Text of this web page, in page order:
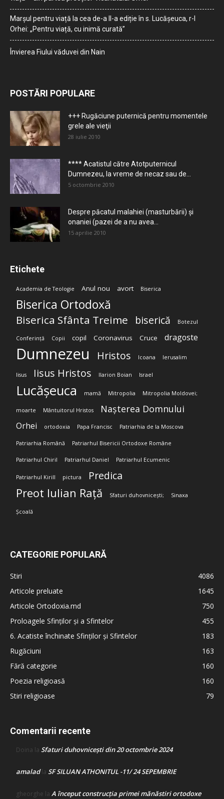
Marșul pentru viață la cea de-a II-a ediție în s. Lucășeuca, r-l
Orhei: „Pentru viață, cu inimă curată”
Învierea Fiului văduvei din Nain
POSTĂRI POPULARE
+++ Rugăciune puternică pentru momentele
grele ale vieţii
28 iulie 2010
**** Acatistul către Atotputernicul
Dumnezeu, la vreme de necaz sau de...
5 octombrie 2010
Despre păcatul malahiei (masturbării) şi
onaniei (pazei de a nu avea...
15 aprilie 2010
Etichete
Academia de Teologie Anul nou avort Biserica
Biserica Ortodoxă
Biserica Sfânta Treime biserică Botezul
Conferință Copii copil Coronavirus Cruce dragoste
Dumnezeu Hristos Icoana Ierusalim
Iisus Iisus Hristos Ilarion Boian Israel
Lucășeuca mamă Mitropolia Mitropolia Moldovei;
moarte Mântuitorul Hristos Nașterea Domnului
Orhei ortodoxia Papa Francisc Patriarhia de la Moscova
Patriarhia Română Patriarhul Bisericii Ortodoxe Române
Patriarhul Chiril Patriarhul Daniel Patriarhul Ecumenic
Patriarhul Kirill pictura Predica
Preot Iulian Rață Sfaturi duhovnicești; Sinaxa
Școală
CATEGORIE POPULARĂ
Stiri
4086
Articole preluate
1645
Articole Ortodoxia.md
750
Proloagele Sfinților și a Sfintelor
455
6. Acatiste închinate Sfinților și Sfintelor
183
Rugăciuni
163
Fără categorie
160
Poezia religioasă
160
Stiri religioase
79
Comentarii recente
Doina la Sfaturi duhovnicești din 20 octombrie 2024
amaladla SF SILUAN ATHONITUL -11/ 24 SEPEMBRIE
gheorghe la A început construcţia primei mănăstiri ortodoxe